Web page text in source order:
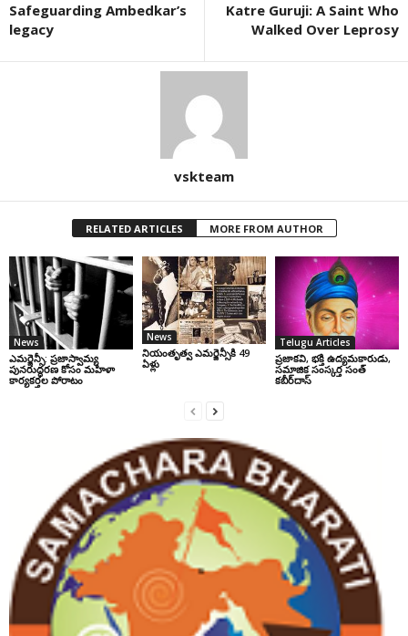
Safeguarding Ambedkar’s
legacy
Katre Guruji: A Saint Who
Walked Over Leprosy
vskteam
RELATED ARTICLES MORE FROM AUTHOR
News
ఎమర్జెన్సీ: ప్రజాస్వామ్య
పునరుద్ధరణ కోసం మహిళా
కార్యకర్తల పోరాటం
News
నియంతృత్వ ఎమర్జెన్సీకి 49
ఏళ్లు
Telugu Articles
ప్రజాకవి, భక్తి ఉద్యమకారుడు,
సమాజిక సంస్కర్త సంత్‌
కబీర్‌దాస్‌